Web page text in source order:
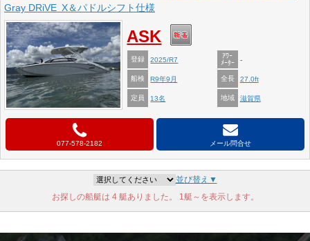
Gray DRiVE X＆パドルシフト仕様
ASK
登録 2025/R7
ｱﾜｰ
ﾒｰﾀｰ
-
船検 R9年9月 全長 27.0ft
定員 13名 地域 滋賀県
077-578-2182 メール問合せ
並び替え▼
お探しの船艇は 4 艇ありました。 1艇～を表示します。